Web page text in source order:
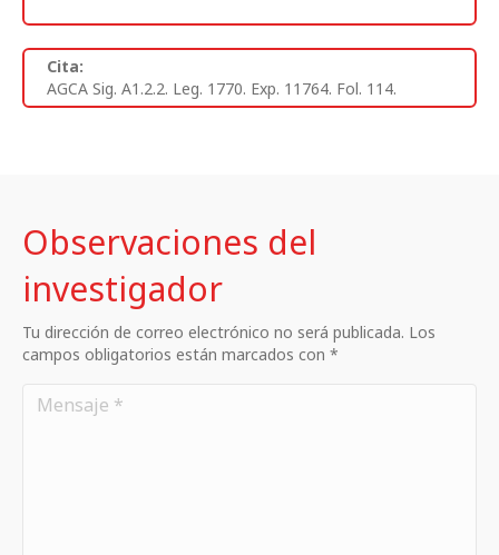
Cita:
AGCA Sig. A1.2.2. Leg. 1770. Exp. 11764. Fol. 114.
Observaciones del
investigador
Tu dirección de correo electrónico no será publicada. Los
campos obligatorios están marcados con *